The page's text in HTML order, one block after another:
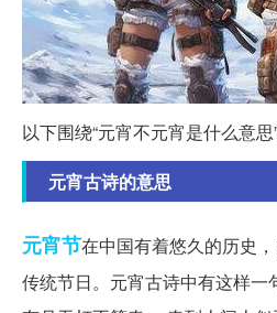
以下围绕“元宵不元宵是什么意
元宵古诗的意思
元宵节在中国有着悠久的历史
传统节日。元宵古诗中有这样一